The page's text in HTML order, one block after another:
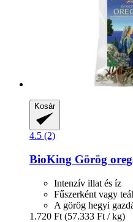
Kosár
4.5 (2)
BioKing Görög
Intenzív illat és íz
Fűszerként vagy
A görög hegyi
1.720 Ft (57.333 Ft / kg)